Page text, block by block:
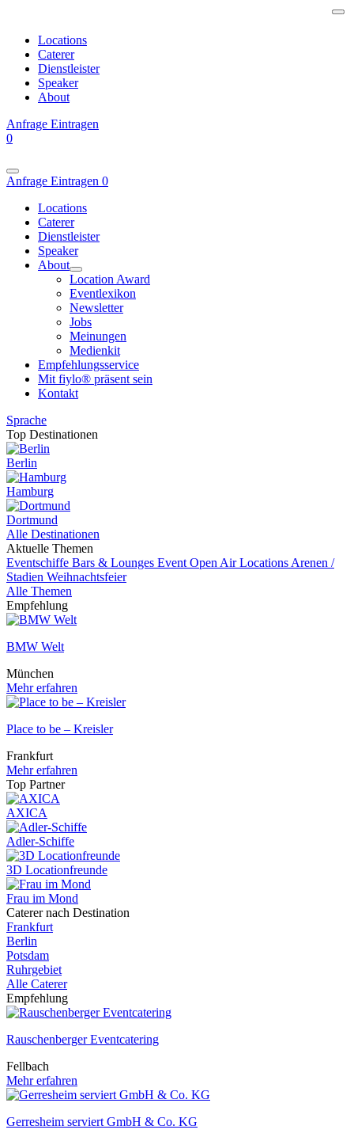
Locations
Caterer
Dienstleister
Speaker
About
Anfrage Eintragen
0
Anfrage Eintragen 0
Locations
Caterer
Dienstleister
Speaker
About
Location Award
Eventlexikon
Newsletter
Jobs
Meinungen
Medienkit
Empfehlungsservice
Mit fiylo® präsent sein
Kontakt
Sprache
Top Destinationen
Berlin
Hamburg
Dortmund
Alle Destinationen
Aktuelle Themen
Eventschiffe Bars & Lounges Event Open Air Locations Arenen /
Stadien Weihnachtsfeier
Alle Themen
Empfehlung
BMW Welt
München
Mehr erfahren
Place to be – Kreisler
Frankfurt
Mehr erfahren
Top Partner
AXICA
Adler-Schiffe
3D Locationfreunde
Frau im Mond
Caterer nach Destination
Frankfurt
Berlin
Potsdam
Ruhrgebiet
Alle Caterer
Empfehlung
Rauschenberger Eventcatering
Fellbach
Mehr erfahren
Gerresheim serviert GmbH & Co. KG